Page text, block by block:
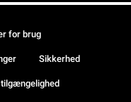
for brug
Sikkerhed